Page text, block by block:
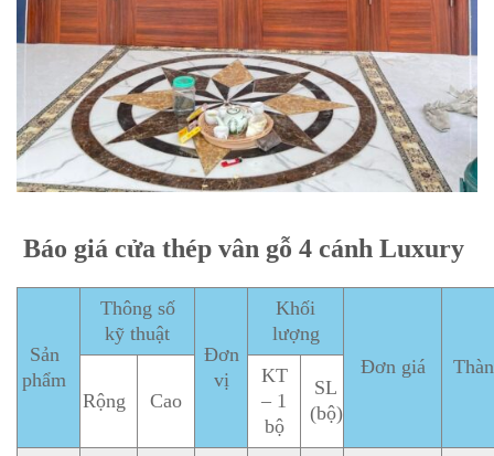
Báo giá cửa thép vân gỗ 4 cánh Luxury
Sản
phẩm
Thông số
kỹ thuật
Đơn
vị
Khối
lượng
Đơn giá
Rộng
Cao
KT
– 1
bộ
SL
(bộ)